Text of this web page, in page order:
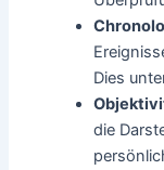
Dies
die